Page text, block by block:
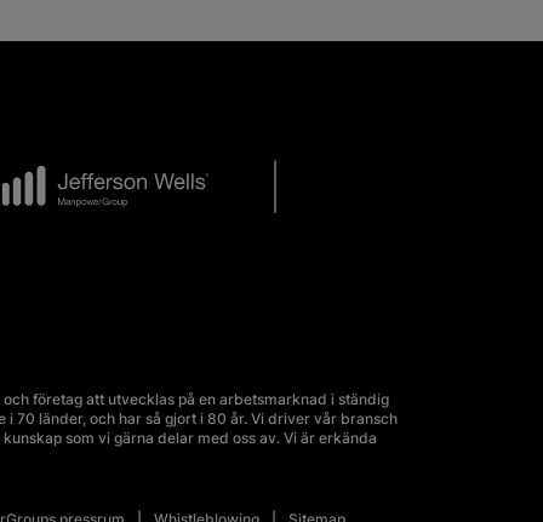
företag att utvecklas på en arbetsmarknad i ständig
70 länder, och har så gjort i 80 år. Vi driver vår bransch
som vi gärna delar med oss av. Vi är erkända